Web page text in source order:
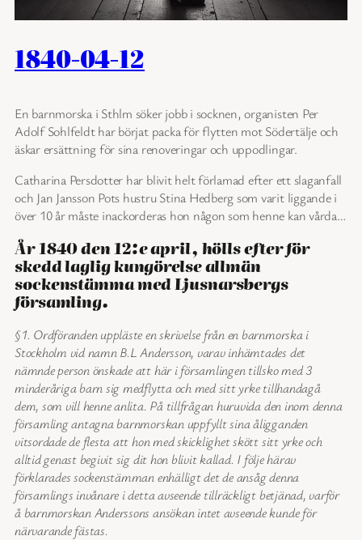
1840-04-12
En barnmorska i Sthlm söker jobb i socknen, organisten Per
Adolf Sohlfeldt har börjat packa för flytten mot Södertälje och
äskar ersättning för sina renoveringar och uppodlingar.
Catharina Persdotter har blivit helt förlamad efter ett slaganfall
och Jan Jansson Pots hustru Stina Hedberg som varit liggande i
över 10 år måste inackorderas hon någon som henne kan vårda…
År 1840 den 12:e april, hölls efter för
skedd laglig kungörelse allmän
sockenstämma med Ljusnarsbergs
församling.
§1. Ordföranden uppläste en skrivelse från en barnmorska i
Stockholm vid namn B.L Andersson, varav inhämtades det
nämnde person önskade att här i församlingen tillsko med 3
minderåriga barn sig medflytta och med sitt yrke tillhandagå
dem, som vill henne anlita. På tillfrågan huruvida den inom denna
församling antagna barnmorskan uppfyllt sina åligganden
vitsordade de flesta att hon med skicklighet skött sitt yrke och
alltid genast begivit sig dit hon blivit kallad. I följe härav
förklarades sockenstämman enhälligt det de ansåg denna
församlings invånare i detta avseende tillräckligt betjänad, varför
å barnmorskan Anderssons ansökan intet avseende kunde för
närvarande fästas.